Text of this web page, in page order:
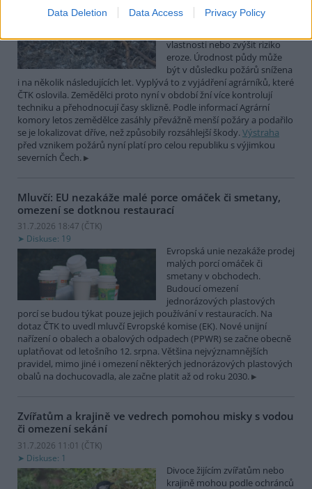
Data Deletion Data Access Privacy Policy
Diskuse: 11
Rozsáhlejší zemědělské požáry
vlastnosti nebo zvýšit riziko
eroze. Úrodnost půdy může
být v důsledku požárů snížena
i na několik následujících let. Vyplývá to z vyjádření agrárníků, které
ČTK oslovila. Zemědělci proto nyní v období žní více kontrolují
techniku a přehodnocují časy sklizně. Podle informací Agrární
komory letos zemědělce zasáhly převážně menší požáry a podařilo
se je lokalizovat dříve, než způsobily rozsáhlejší škody. Výstraha
před vznikem požárů nyní platí pro celou republiku s výjimkou
severních Čech.
Mluvčí: EU nezakáže malé porce omáček či smetany,
omezení se dotknou restaurací
31.7.2026 18:47 (ČTK)
Diskuse: 19
Evropská unie nezakáže prodej
malých porcí omáček či
smetany v obchodech.
Budoucí omezení
jednorázových plastových
porcí se budou týkat pouze jejich používání v restauracích. Na
dotaz ČTK to uvedl mluvčí Evropské komise (EK). Nové unijní
nařízení o obalech a obalových odpadech (PPWR) se začne obecně
uplatňovat od letošního 12. srpna. Většina nejvýznamnějších
pravidel, mimo jiné i omezení některých jednorázových plastových
obalů na dochucovadla, ale začne platit až od roku 2030.
Zvířatům a krajině ve vedrech pomohou misky s vodou
či omezení sekání
31.7.2026 11:01 (ČTK)
Diskuse: 1
Divoce žijícím zvířatům nebo
krajině mohou podle ochránců